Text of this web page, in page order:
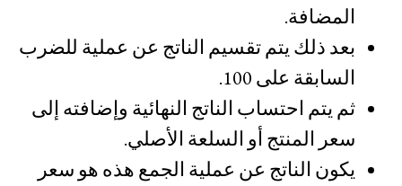
المضافة.
بعد ذلك يتم تقسيم الناتج عن عملية للضرب
السابقة على 100.
ثم يتم احتساب الناتج النهائية وإضافته إلى
سعر المنتج أو السلعة الأصلي.
يكون الناتج عن عملية الجمع هذه هو سعر